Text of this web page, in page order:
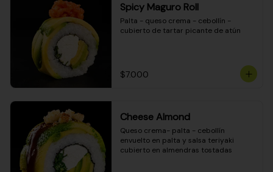
Spicy Maguro Roll
Palta - queso crema - cebollín -
cubierto de tartar picante de atún
$7.000
Cheese Almond
Queso crema- palta - cebollín
envuelto en palta y salsa teriyaki
cubierto en almendras tostadas